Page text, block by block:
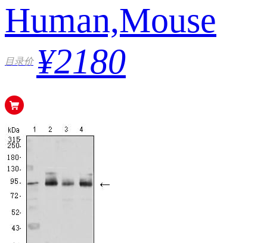
Human,Mouse
目录价 ¥2180